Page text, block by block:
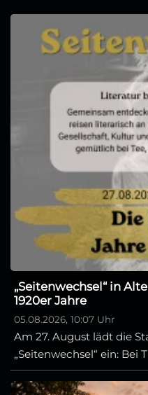
„Seitenwechsel“ in
1920er Jahre
05.08.2026, 10:07 Uhr
Am 27. August lädt die
„Seitenwechsel“ ein: Bei